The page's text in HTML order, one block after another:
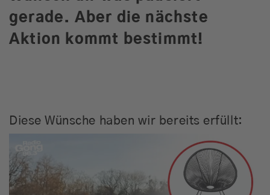
gerade. Aber die nächste
Aktion kommt bestimmt!
Diese Wünsche haben wir bereits erfüllt: